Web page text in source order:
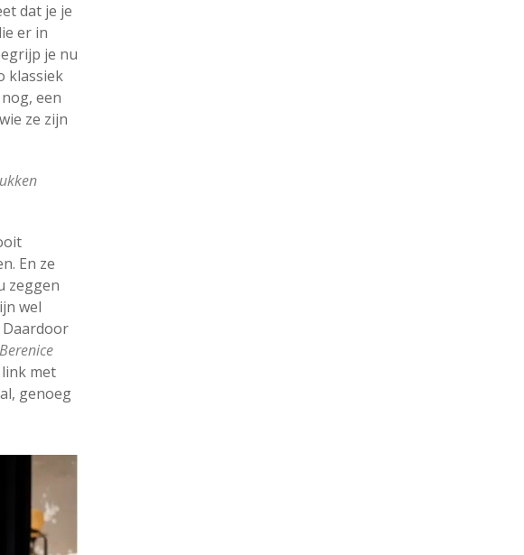
dat je je
er in
je nu
klassiek
een
ze zijn
En ze
zeggen
wel
Daardoor
Berenice
met
genoeg